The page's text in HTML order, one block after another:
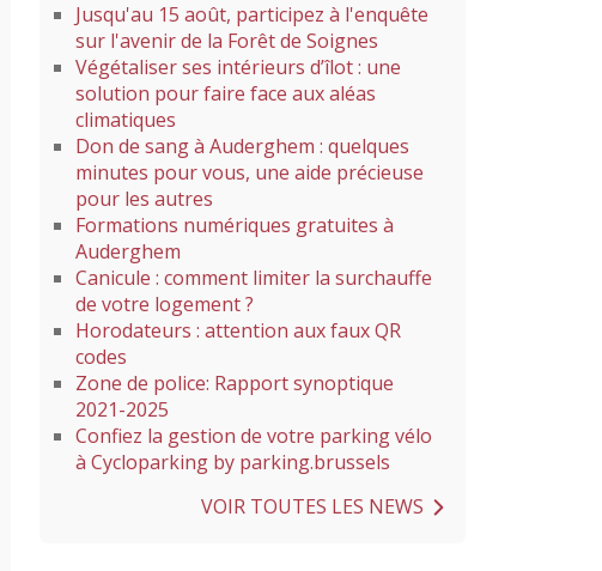
Jusqu'au 15 août, participez à l'enquête
sur l'avenir de la Forêt de Soignes
Végétaliser ses intérieurs d’îlot : une
solution pour faire face aux aléas
climatiques
Don de sang à Auderghem : quelques
minutes pour vous, une aide précieuse
pour les autres
Formations numériques gratuites à
Auderghem
Canicule : comment limiter la surchauffe
de votre logement ?
Horodateurs : attention aux faux QR
codes
Zone de police: Rapport synoptique
2021-2025
Confiez la gestion de votre parking vélo
à Cycloparking by parking.brussels
VOIR TOUTES LES NEWS